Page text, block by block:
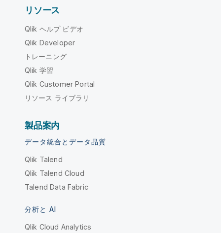
リソース
Qlik ヘルプ ビデオ
Qlik Developer
トレーニング
Qlik 学習
Qlik Customer Portal
リソース ライブラリ
製品案内
データ統合とデータ品質
Qlik Talend
Qlik Talend Cloud
Talend Data Fabric
分析と AI
Qlik Cloud Analytics